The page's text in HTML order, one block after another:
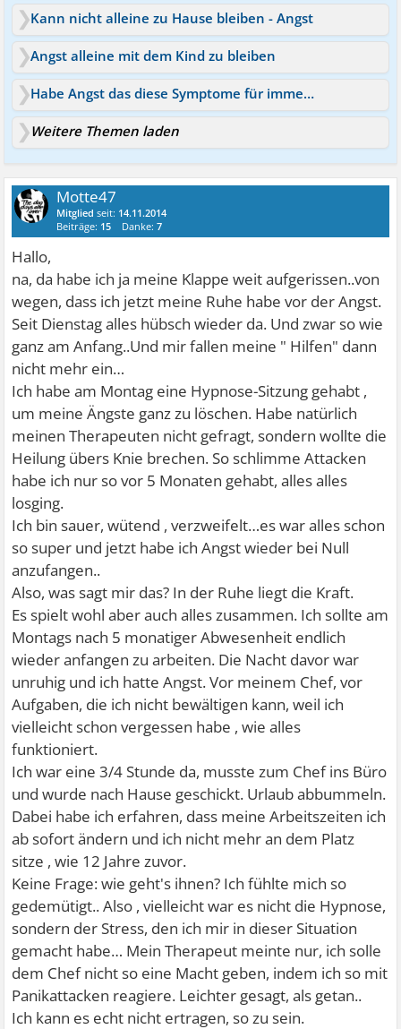
Kann nicht alleine zu Hause bleiben - Angst
Angst alleine mit dem Kind zu bleiben
Habe Angst das diese Symptome für immer bleiben
Weitere Themen laden
Motte47
Mitglied seit: 14.11.2014
Beiträge: 15 Danke:7
Hallo,
na, da habe ich ja meine Klappe weit aufgerissen..von
wegen, dass ich jetzt meine Ruhe habe vor der Angst.
Seit Dienstag alles hübsch wieder da. Und zwar so wie
ganz am Anfang..Und mir fallen meine " Hilfen" dann
nicht mehr ein…
Ich habe am Montag eine Hypnose-Sitzung gehabt ,
um meine Ängste ganz zu löschen. Habe natürlich
meinen Therapeuten nicht gefragt, sondern wollte die
Heilung übers Knie brechen. So schlimme Attacken
habe ich nur so vor 5 Monaten gehabt, alles alles
losging.
Ich bin sauer, wütend , verzweifelt…es war alles schon
so super und jetzt habe ich Angst wieder bei Null
anzufangen..
Also, was sagt mir das? In der Ruhe liegt die Kraft.
Es spielt wohl aber auch alles zusammen. Ich sollte am
Montags nach 5 monatiger Abwesenheit endlich
wieder anfangen zu arbeiten. Die Nacht davor war
unruhig und ich hatte Angst. Vor meinem Chef, vor
Aufgaben, die ich nicht bewältigen kann, weil ich
vielleicht schon vergessen habe , wie alles
funktioniert.
Ich war eine 3/4 Stunde da, musste zum Chef ins Büro
und wurde nach Hause geschickt. Urlaub abbummeln.
Dabei habe ich erfahren, dass meine Arbeitszeiten ich
ab sofort ändern und ich nicht mehr an dem Platz
sitze , wie 12 Jahre zuvor.
Keine Frage: wie geht's ihnen? Ich fühlte mich so
gedemütigt.. Also , vielleicht war es nicht die Hypnose,
sondern der Stress, den ich mir in dieser Situation
gemacht habe… Mein Therapeut meinte nur, ich solle
dem Chef nicht so eine Macht geben, indem ich so mit
Panikattacken reagiere. Leichter gesagt, als getan..
Ich kann es echt nicht ertragen, so zu sein.